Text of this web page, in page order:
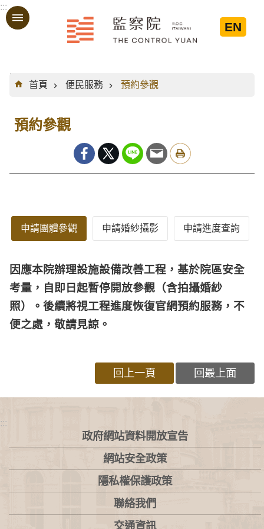
跳到主要內容區塊
:::
EN
:::
首頁
便民服務 預約參觀
預約參觀
申請團體參觀 申請婚紗攝影 申請進度查詢
因應本院辦理設施設備改善工程，基於院區安全
考量，自即日起暫停開放參觀（含拍攝婚紗
照）。後續將視工程進度恢復官網預約服務，不
便之處，敬請見諒。
回上一頁 回最上面
:::
政府網站資料開放宣告
網站安全政策
隱私權保護政策
聯絡我們
交通資訊